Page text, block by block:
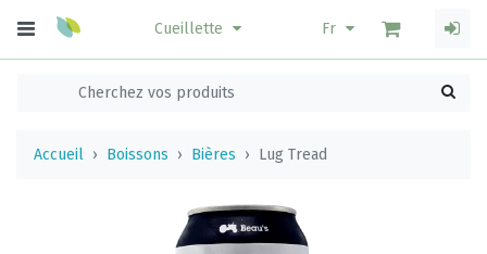
Cueillette Fr
Accueil Boissons Bières Lug Tread